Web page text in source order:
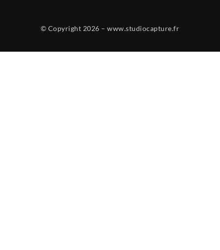
© Copyright 2026 – www.studiocapture.fr